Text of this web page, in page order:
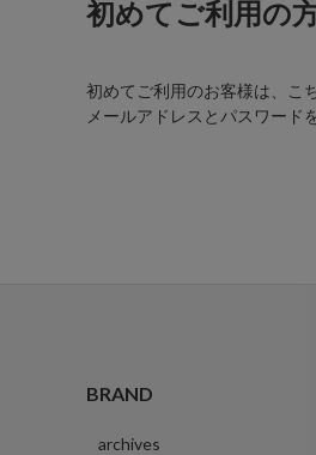
初めてご利用の
初めてご利用のお客様は、こ
メールアドレスとパスワード
BRAND
archives